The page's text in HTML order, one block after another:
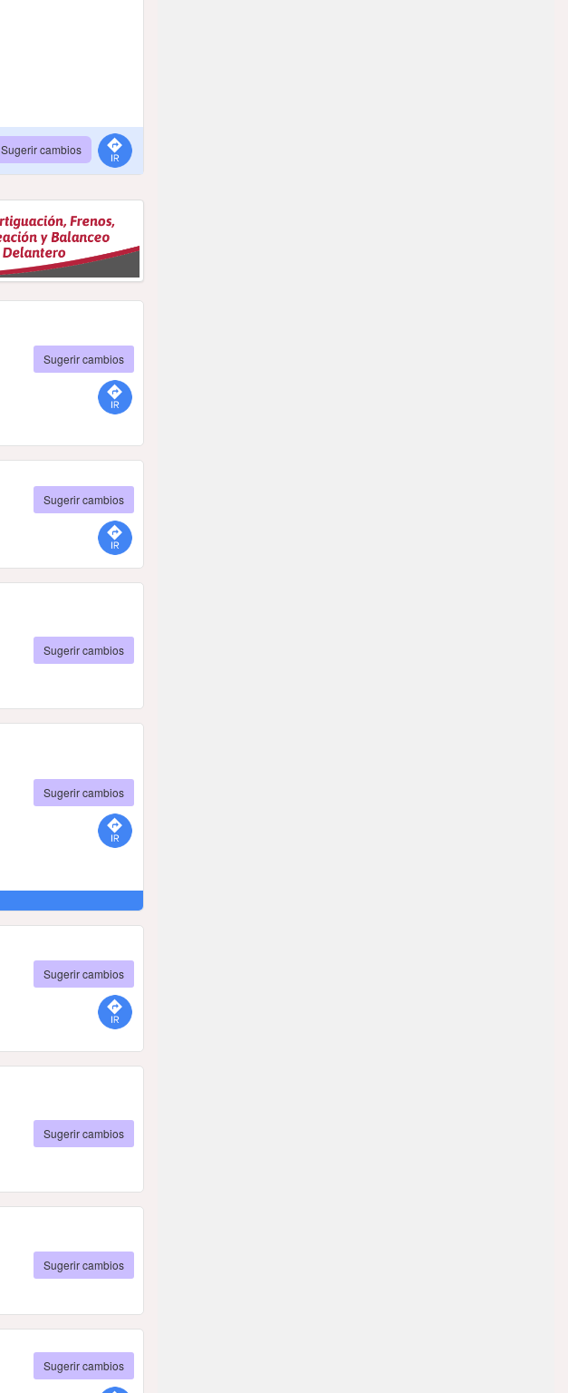
Sugerir cambios
Sugerir cambios
Sugerir cambios
Sugerir cambios
Sugerir cambios
Sugerir cambios
Sugerir cambios
Sugerir cambios
Sugerir cambios